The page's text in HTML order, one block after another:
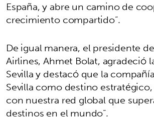
España, y abre un camino de
crecimiento compartido”.
De igual manera, el presidente
Airlines, Ahmet Bolat, agradeció
Sevilla y destacó que la
Sevilla como destino
con nuestra red global que
destinos en el mundo”.